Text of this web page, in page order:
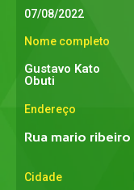
07/08/2022
Nome completo
Gustavo Kato
Obuti
Endereço
Rua mario ribeiro
Cidade